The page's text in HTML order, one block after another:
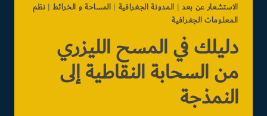
الاستشعار عن بعد| المدونة الجغرافية | المساحة و الخرائط | نظم
المعلومات الجغرافية
دليلك في المسح الليزري
من السحابة النقاطية إلى
النمذجة